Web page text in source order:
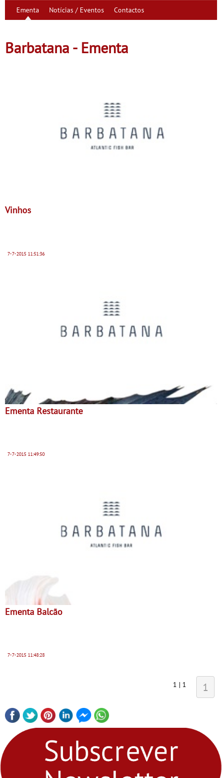
Ementa Notícias / Eventos Contactos
Barbatana - Ementa
Vinhos
7-7-2015 11:51:36
Ementa Restaurante
7-7-2015 11:49:50
Ementa Balcão
7-7-2015 11:48:28
1 | 1 1